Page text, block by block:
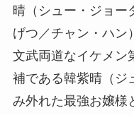
晴（シュー・ジョー
げつ／チャン・ハン
文武両道なイケメン
補である韓紫晴（ジ
み外れた最強お嬢様